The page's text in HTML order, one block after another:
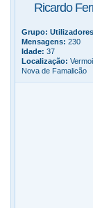
Ricardo
Grupo: Utilizadores
Mensagens: 230
Idade: 37
Localização:
Nova de Famalicão